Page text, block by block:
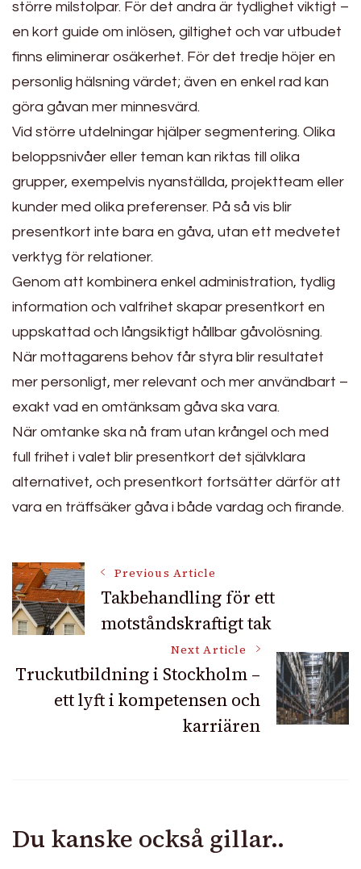
större milstolpar. För det andra är tydlighet viktigt –
en kort guide om inlösen, giltighet och var utbudet
finns eliminerar osäkerhet. För det tredje höjer en
personlig hälsning värdet; även en enkel rad kan
göra gåvan mer minnesvärd.
Vid större utdelningar hjälper segmentering. Olika
beloppsnivåer eller teman kan riktas till olika
grupper, exempelvis nyanställda, projektteam eller
kunder med olika preferenser. På så vis blir
presentkort inte bara en gåva, utan ett medvetet
verktyg för relationer.
Genom att kombinera enkel administration, tydlig
information och valfrihet skapar presentkort en
uppskattad och långsiktigt hållbar gåvolösning.
När mottagarens behov får styra blir resultatet
mer personligt, mer relevant och mer användbart –
exakt vad en omtänksam gåva ska vara.
När omtanke ska nå fram utan krångel och med
full frihet i valet blir presentkort det självklara
alternativet, och presentkort fortsätter därför att
vara en träffsäker gåva i både vardag och firande.
Post
Navigation
Previous Article
Takbehandling för ett
motståndskraftigt tak
Next Article
Truckutbildning i Stockholm –
ett lyft i kompetensen och
karriären
Du kanske också gillar..